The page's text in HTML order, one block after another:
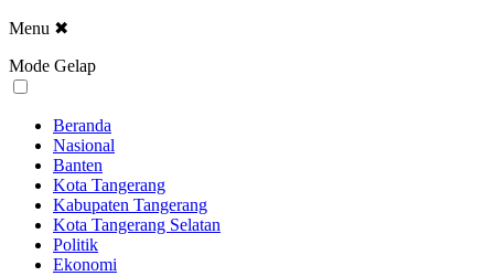
Menu ✖
Mode Gelap
Beranda
Nasional
Banten
Kota Tangerang
Kabupaten Tangerang
Kota Tangerang Selatan
Politik
Ekonomi